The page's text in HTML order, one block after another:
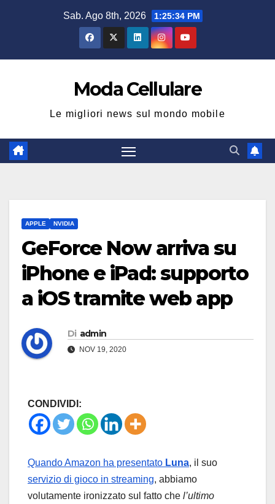
Sab. Ago 8th, 2026 1:25:35 PM
Moda Cellulare
Le migliori news sul mondo mobile
APPLE NVIDIA
GeForce Now arriva su
iPhone e iPad: supporto
a iOS tramite web app
Di admin
NOV 19, 2020
CONDIVIDI:
Quando Amazon ha presentato Luna, il suo
servizio di gioco in streaming, abbiamo
volutamente ironizzato sul fatto che l’ultimo